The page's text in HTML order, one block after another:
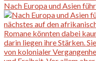
Nach Europa und Asien